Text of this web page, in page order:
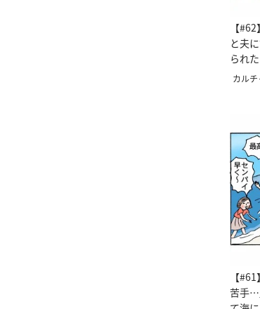
【
と夫
られ
カルチ
【
苦手…